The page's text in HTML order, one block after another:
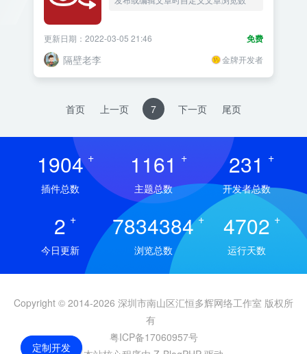
免费
更新日期：2022-03-05 21:46
隔壁老李 金牌开发者
首页 上一页 7 下一页 尾页
1904 +
插件总数
1161 +
主题总数
231 +
开发者总数
2 +
今日更新
7834384 +
浏览总数
4702 +
运行天数
Copyright © 2014-2026 深圳市南山区汇恒多辉网络工作室 版权所
有
粤ICP备17060957号
定制开发